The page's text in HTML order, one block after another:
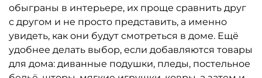
обыграны в интерьере, их проще сравнить друг
с другом и не просто представить, а именно
увидеть, как они будут смотреться в доме. Ещё
удобнее делать выбор, если добавляются товары
для дома: диванные подушки, пледы, постельное